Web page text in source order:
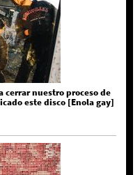
cerrar nuestro proceso de
este disco [Enola gay]